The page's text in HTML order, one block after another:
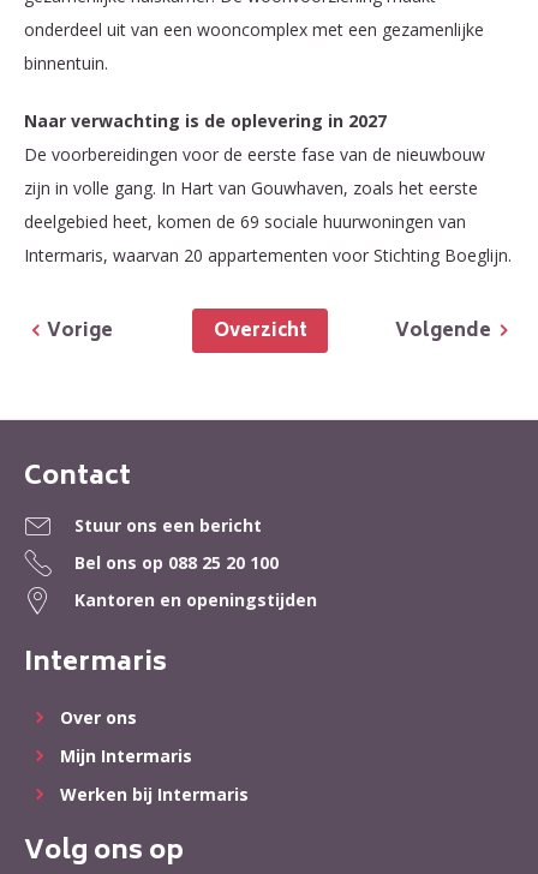
onderdeel uit van een wooncomplex met een gezamenlijke
binnentuin.
Naar verwachting is de oplevering in 2027
De voorbereidingen voor de eerste fase van de nieuwbouw
zijn in volle gang. In Hart van Gouwhaven, zoals het eerste
deelgebied heet, komen de 69 sociale huurwoningen van
Intermaris, waarvan 20 appartementen voor Stichting Boeglijn.
Volgende
Overzicht
Vorige
Contactinformatie
Contact
Stuur ons een bericht
Bel ons op 088 25 20 100
Kantoren en openingstijden
Intermaris
Over ons
Mijn Intermaris
Werken bij Intermaris
Volg ons op